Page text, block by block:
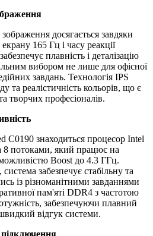
досягається завдяки
165 Гц і часу реакції
плавність і деталізацію
вибором не лише для офісної
завдань. Технологія IPS
та реалістичність кольорів, що є
творчих професіоналів.
C0190 знаходиться процесор Intel
8 потоками, який працює на
Boost до 4.3 ГГц.
забезпечує стабільну та
із різноманітними завданнями
пам'яті DDR4 з частотою
забезпечуючи плавний
відгук системи.